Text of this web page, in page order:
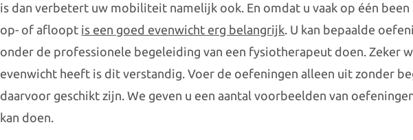
is dan verbetert uw mobiliteit namelijk ook. En omdat u vaak op één been
op- of afloopt is een goed evenwicht erg belangrijk. U kan bepaalde
onder de professionele begeleiding van een fysiotherapeut doen. Zeker
evenwicht heeft is dit verstandig. Voer de oefeningen alleen uit zonder
daarvoor geschikt zijn. We geven u een aantal voorbeelden van
kan doen.